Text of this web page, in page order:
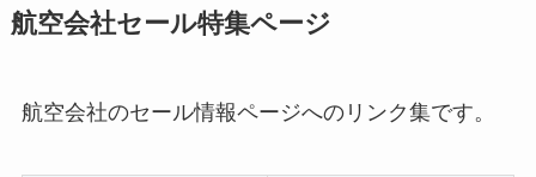
航空会社セール特集ページ
航空会社のセール情報ページへのリンク集です。